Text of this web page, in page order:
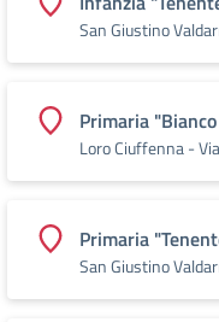
San Giustino
Primaria
Loro Ciuffenna -
Primaria
San Giustino